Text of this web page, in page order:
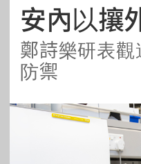
社創薈動
藝士匹靈
所有主題
安內以攘
鄭詩樂研表
防禦